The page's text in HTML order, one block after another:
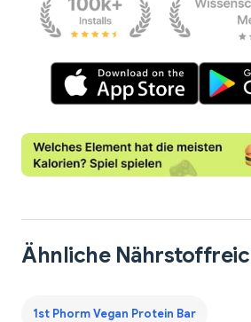
Ähnliche
1st Phorm Vegan Protein Bar